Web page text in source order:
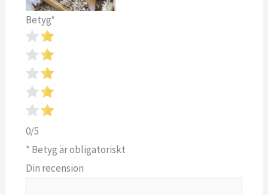
Betyg*
0/5
* Betyg är obligatoriskt
Din recension